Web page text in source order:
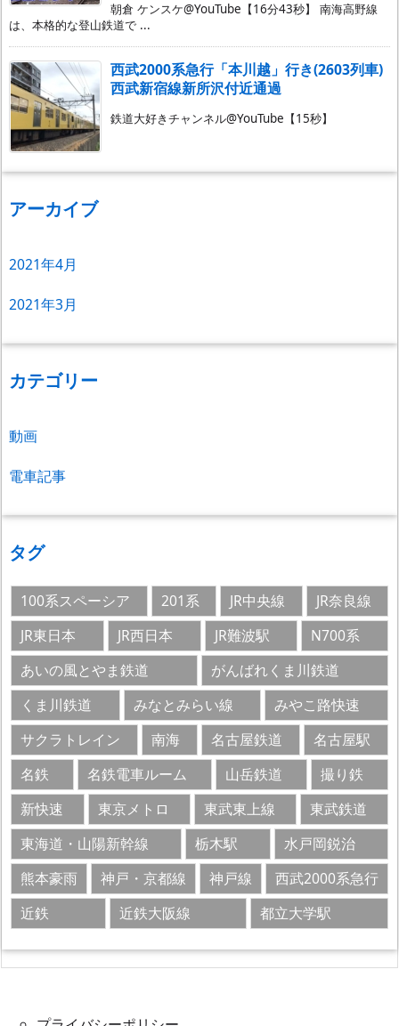
朝倉 ケンスケ@YouTube【16分43秒】 南海高野線
は、本格的な登山鉄道で ...
西武2000系急行「本川越」行き(2603列車)
西武新宿線新所沢付近通過
鉄道大好きチャンネル@YouTube【15秒】
アーカイブ
2021年4月
2021年3月
カテゴリー
動画
電車記事
タグ
100系スペーシア 201系 JR中央線
JR奈良線
JR東日本
JR西日本 JR難波駅
N700系
あいの風とやま鉄道
がんばれくま川鉄道
くま川鉄道
みなとみらい線
みやこ路快速
サクラトレイン​
南海 名古屋鉄道
名古屋駅
名鉄
名鉄電車ルーム 山岳鉄道
撮り鉄
新快速
東京メトロ 東武東上線
東武鉄道
東海道・山陽新幹線
栃木駅
水戸岡鋭治
熊本豪雨
神戸・京都線 神戸線
西武2000系急行
近鉄
近鉄大阪線 都立大学駅